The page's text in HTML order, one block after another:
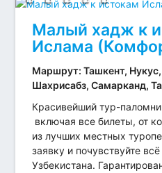
Малый хадж к
Ислама
Маршрут: Ташкент,
Шахрисабз, Самарканд,
Красивейший тур-
включая все билеты, от
из лучших местных
заявку и почувствуйте
Узбекистана.